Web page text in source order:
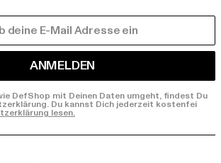
ANMELDEN
DefShop mit Deinen Daten umgeht, findest Du
Du kannst Dich jederzeit kostenfei
lesen.